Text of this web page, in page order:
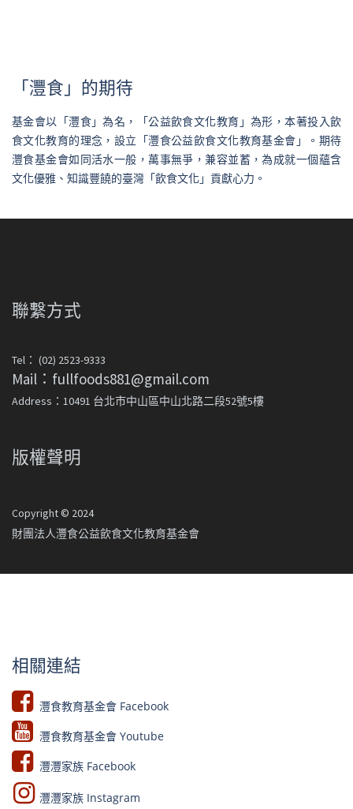
「灃食」的期待
基金會以「灃食」為名，「公益飲食文化教育」為形，本著投入飲
食文化教育的理念，設立「灃食公益飲食文化教育基金會」。期待
灃食基金會如同活水一般，萬事無爭，兼容並蓄，為成就一個蘊含
文化優雅、知識豐饒的臺灣「飲食文化」貢獻心力。
聯繫方式
Tel： (02) 2523-9333
Mail：fullfoods881@gmail.com
Address：10491 台北市中山區中山北路二段52號5樓
版權聲明
Copyright © 2024
財團法人灃食公益飲食文化教育基金會
相關連結
灃食教育基金會 Facebook​
灃食教育基金會 Youtube​​
灃灃家族 Facebook
灃灃家族 Instagram